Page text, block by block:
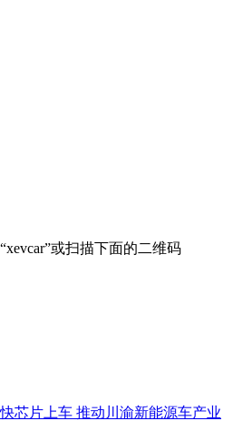
或扫描下面的二维码
芯片上车 推动川渝新能源车产业